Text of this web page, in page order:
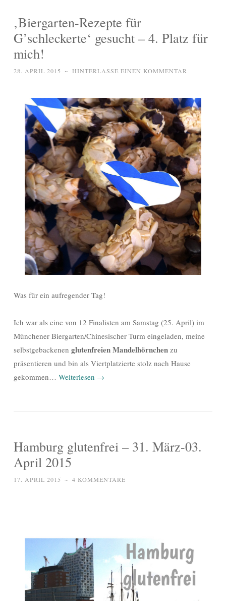
‚Biergarten-Rezepte für
G’schleckerte‘ gesucht – 4. Platz für
mich!
28. APRIL 2015 ~ HINTERLASSE EINEN KOMMENTAR
Was für ein aufregender Tag!
Ich war als eine von 12 Finalisten am Samstag (25. April) im
Münchener Biergarten/Chinesischer Turm eingeladen, meine
selbstgebackenen glutenfreien Mandelhörnchen zu
präsentieren und bin als Viertplatzierte stolz nach Hause
gekommen… Weiterlesen →
Hamburg glutenfrei – 31. März-03.
April 2015
17. APRIL 2015 ~ 4 KOMMENTARE